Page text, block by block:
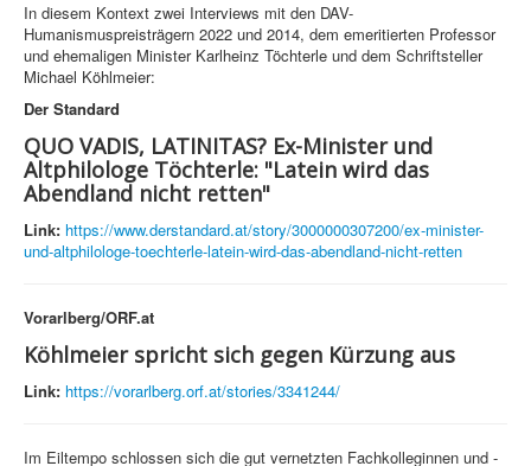
In diesem Kontext zwei Interviews mit den DAV-
Humanismuspreisträgern 2022 und 2014, dem emeritierten Professor
und ehemaligen Minister Karlheinz Töchterle und dem Schriftsteller
Michael Köhlmeier:
Der Standard
QUO VADIS, LATINITAS? Ex-Minister und
Altphilologe Töchterle: "Latein wird das
Abendland nicht retten"
Link: https://www.derstandard.at/story/3000000307200/ex-minister-
und-altphilologe-toechterle-latein-wird-das-abendland-nicht-retten
Vorarlberg/ORF.at
Köhlmeier spricht sich gegen Kürzung aus
Link: https://vorarlberg.orf.at/stories/3341244/
Im Eiltempo schlossen sich die gut vernetzten Fachkolleginnen und -